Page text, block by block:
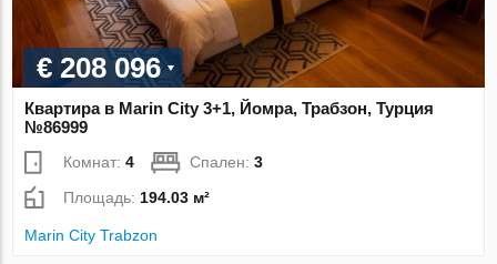
€ 208 096
Квартира в Marin City 3+1, Йомра, Трабзон, Турция
№86999
Комнат:4 Спален:3
Площадь: 194.03 м²
Marin City Trabzon